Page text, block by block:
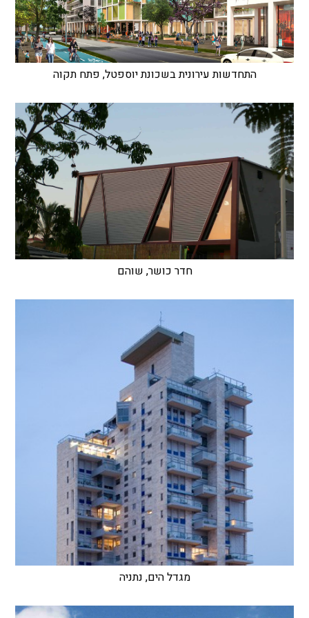
התחדשות עירונית בשכונת יוספטל, פתח תקוה
חדר כושר, שוהם
מגדל הים, נתניה